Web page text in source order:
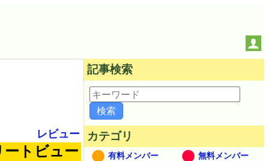
レビュー
トビュー
記事検索
カテゴリ
有料メンバー
無料メンバー